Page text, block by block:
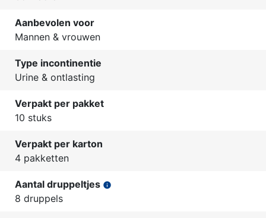
Aanbevolen voor
Mannen & vrouwen
Type incontinentie
Urine & ontlasting
Verpakt per pakket
10 stuks
Verpakt per karton
4 pakketten
Aantal druppeltjes info
8 druppels